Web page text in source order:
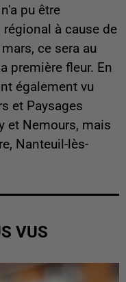
pu être
à cause de
ce sera au
première fleur. En
également vu
et Paysages
et Nemours, mais
Nanteuil-lès-
VUS